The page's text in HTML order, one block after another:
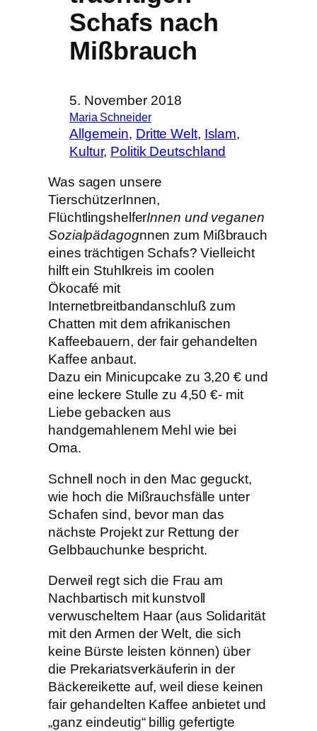
Schafs nach
Mißbrauch
5. November 2018
Maria Schneider
Allgemein, Dritte Welt, Islam
Kultur, Politik Deutschland
Was sagen unsere
TierschützerInnen,
FlüchtlingshelferInnen und veganen
Sozialpädagognnen zum Mißbrauch
eines trächtigen Schafs? Vielleicht
hilft ein Stuhlkreis im coolen
Ökocafé mit
Internetbreitbandanschluß zum
Chatten mit dem afrikanischen
Kaffeebauern, der fair gehandelten
Kaffee anbaut.
Dazu ein Minicupcake zu 3,20 € und
eine leckere Stulle zu 4,50 €- mit
Liebe gebacken aus
handgemahlenem Mehl wie bei
Oma.
Schnell noch in den Mac geguckt,
wie hoch die Mißrauchsfälle unter
Schafen sind, bevor man das
nächste Projekt zur Rettung der
Gelbbauchunke bespricht.
Derweil regt sich die Frau am
Nachbartisch mit kunstvoll
verwuscheltem Haar (aus Solidarität
mit den Armen der Welt, die sich
keine Bürste leisten können) über
die Prekariatsverkäuferin in der
Bäckereikette auf, weil diese keinen
fair gehandelten Kaffee anbietet und
„ganz eindeutig“ billig gefertigte